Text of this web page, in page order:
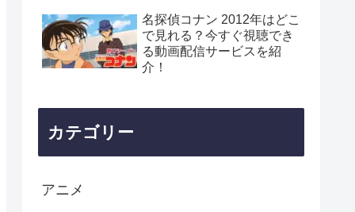
名探偵コナン 2012年はどこ
で見れる？今すぐ視聴でき
る動画配信サービスを紹
介！
カテゴリー
アニメ